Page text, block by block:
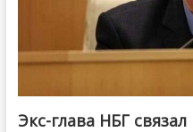
Экс-глава НБГ